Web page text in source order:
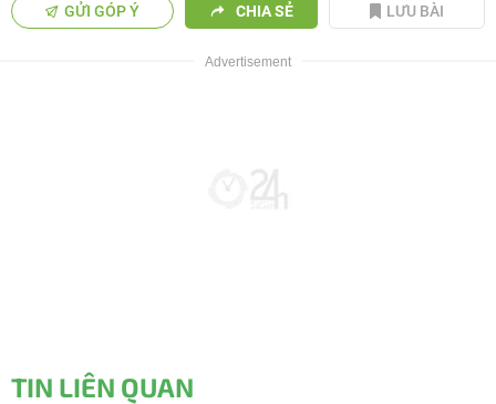
GỬI GÓP Ý CHIA SẺ LƯU BÀI
TIN LIÊN QUAN